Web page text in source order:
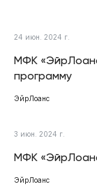
24 июн. 2024 г.
МФК
программу
ЭйрЛоанс
3 июн. 2024 г.
МФК
ЭйрЛоанс